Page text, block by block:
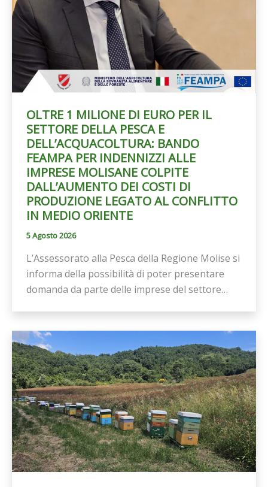
OLTRE 1 MILIONE DI EURO PER IL
SETTORE DELLA PESCA E
DELL’ACQUACOLTURA: BANDO
FEAMPA PER INDENNIZZI ALLE
IMPRESE MOLISANE COLPITE
DALL’AUMENTO DEI COSTI DI
PRODUZIONE LEGATO AL CONFLITTO
IN MEDIO ORIENTE
5 Agosto 2026
L’Assessorato alla Pesca della Regione Molise si
informa della possibilità di poter presentare
domanda da parte delle imprese del settore…